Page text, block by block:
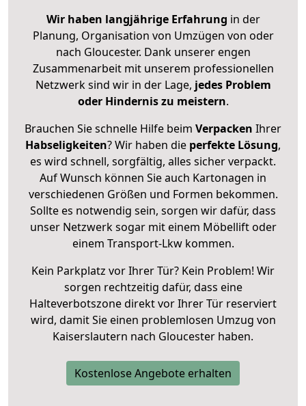
Wir haben langjährige Erfahrung in der
Planung, Organisation von Umzügen von oder
nach Gloucester. Dank unserer engen
Zusammenarbeit mit unserem professionellen
Netzwerk sind wir in der Lage, jedes Problem
oder Hindernis zu meistern.
Brauchen Sie schnelle Hilfe beim Verpacken Ihrer
Habseligkeiten? Wir haben die perfekte Lösung,
es wird schnell, sorgfältig, alles sicher verpackt.
Auf Wunsch können Sie auch Kartonagen in
verschiedenen Größen und Formen bekommen.
Sollte es notwendig sein, sorgen wir dafür, dass
unser Netzwerk sogar mit einem Möbellift oder
einem Transport-Lkw kommen.
Kein Parkplatz vor Ihrer Tür? Kein Problem! Wir
sorgen rechtzeitig dafür, dass eine
Halteverbotszone direkt vor Ihrer Tür reserviert
wird, damit Sie einen problemlosen Umzug von
Kaiserslautern nach Gloucester haben.
Kostenlose Angebote erhalten